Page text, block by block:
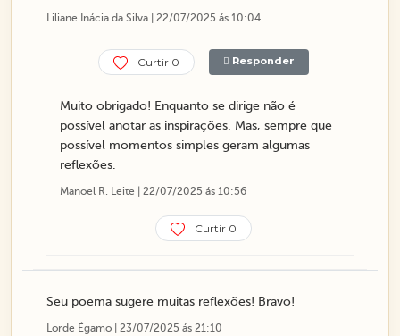
Liliane Inácia da Silva | 22/07/2025 ás 10:04
Curtir 0 Responder
Muito obrigado! Enquanto se dirige não é
possível anotar as inspirações. Mas, sempre que
possível momentos simples geram algumas
reflexões.
Manoel R. Leite | 22/07/2025 ás 10:56
Curtir 0
Seu poema sugere muitas reflexões! Bravo!
Lorde Égamo | 23/07/2025 ás 21:10